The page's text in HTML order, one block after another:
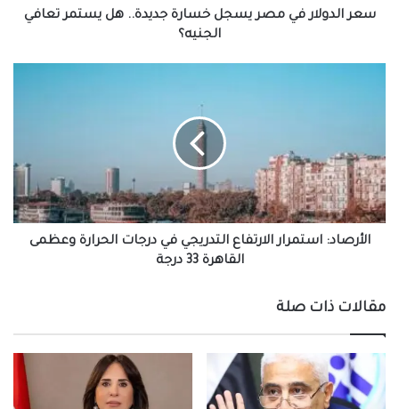
تعافي
سعر الدولار في مصر يسجل خسارة جديدة.. هل يستمر تعافي
الجنيه؟
درجات
الحرارة
وعظمى
القاهرة
الأرصاد: استمرار الارتفاع التدريجي في درجات الحرارة وعظمى
القاهرة 33 درجة
مقالات ذات صلة